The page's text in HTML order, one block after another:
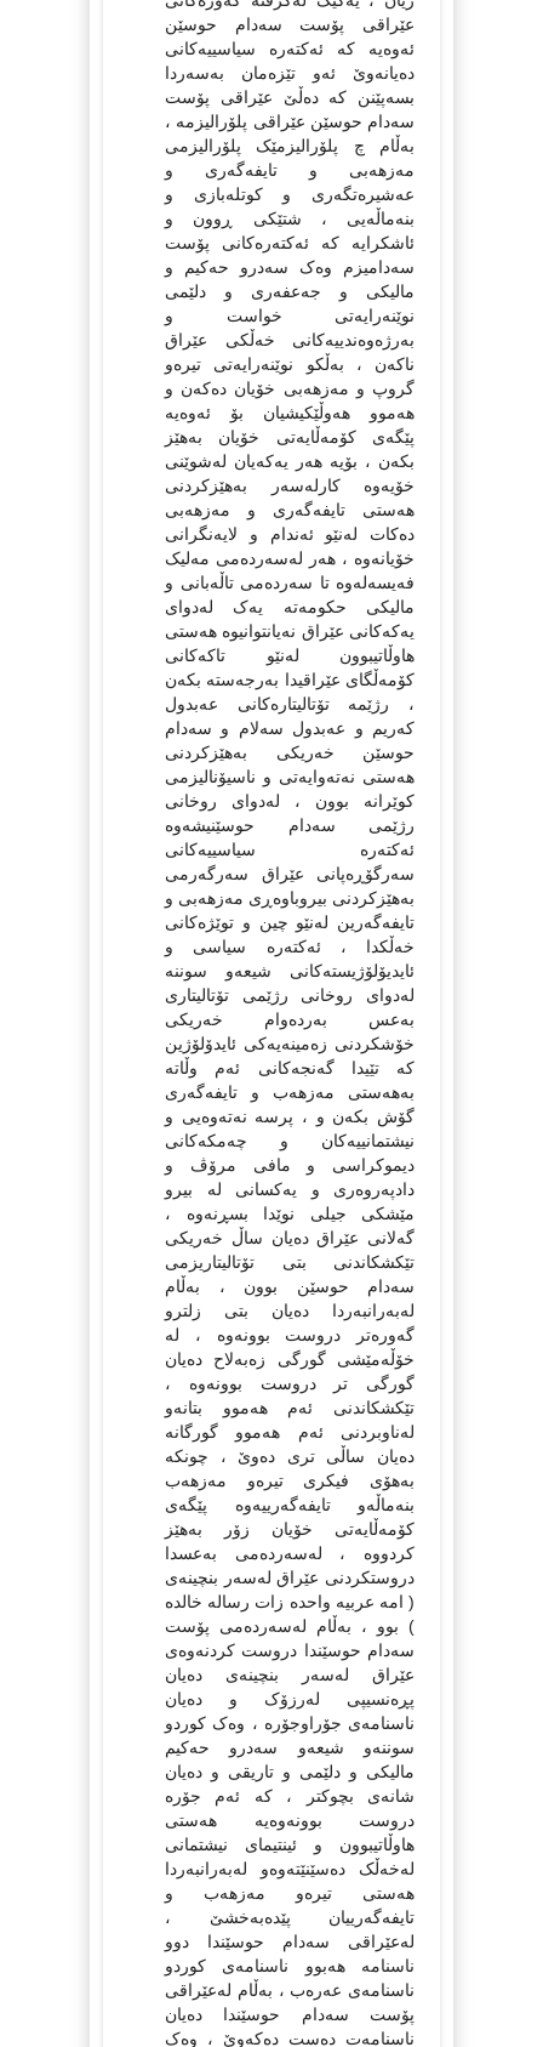
عێراقی پۆست سەدام حوسێن
ئەوەیە کە ئەکتەرە سیاسییەکانی
دەیانەوێ ئەو تێزەمان بەسەردا
بسەپێنن کە دەڵێ عێراقی پۆست
سەدام حوسێن عێراقی پلۆرالیزمە ،
بەڵام چ پلۆرالیزمێک پلۆرالیزمی
مەزهەبی و تایفەگەری و
عەشیرەتگەری و کوتلەبازی و
بنەماڵەیی ، شتێکی ڕوون و
ئاشکرایە کە ئەکتەرەکانی پۆست
سەدامیزم وەک سەدرو حەکیم و
مالیکی و جەعفەری و دلێمی
نوێنەرایەتی خواست و
بەرژەوەندییەکانی خەڵکی عێراق
ناکەن ، بەڵکو نوێنەرایەتی تیرەو
گروپ و مەزهەبی خۆیان دەکەن و
هەموو هەوڵێکیشیان بۆ ئەوەیە
پێگەی کۆمەڵایەتی خۆیان بەهێز
بکەن ، بۆیە هەر یەکەیان لەشوێنی
خۆیەوە کارلەسەر بەهێزکردنی
هەستی تایفەگەری و مەزهەبی
دەکات لەنێو ئەندام و لایەنگرانی
خۆیانەوە ، هەر لەسەردەمی مەلیک
فەیسەلەوە تا سەردەمی تاڵەبانی و
مالیکی حکومەتە یەک لەدوای
یەکەکانی عێراق نەیانتوانیوە هەستی
هاوڵاتیبوون لەنێو تاکەکانی
کۆمەڵگای عێراقیدا بەرجەستە بکەن
، رژێمە تۆتالیتارەکانی عەبدول
کەریم و عەبدول سەلام و سەدام
حوسێن خەریکی بەهێزکردنی
هەستی نەتەوایەتی و ناسیۆنالیزمی
کوێرانە بوون ، لەدوای روخانی
رژێمی سەدام حوسێنیشەوە
ئەکتەرە سیاسییەکانی
سەرگۆڕەپانی عێراق سەرگەرمی
بەهێزکردنی بیروباوەڕی مەزهەبی و
تایفەگەرین لەنێو چین و توێژەکانی
خەڵکدا ، ئەکتەرە سیاسی و
ئایدیۆلۆژیستەکانی شیعەو سوننە
لەدوای روخانی رژێمی تۆتالیتاری
بەعس بەردەوام خەریکی
خۆشکردنی زەمینەیەکی ئایدۆلۆژین
کە تێیدا گەنجەکانی ئەم وڵاتە
بەهەستی مەزهەب و تایفەگەری
گۆش بکەن و ، پرسە نەتەوەیی و
نیشتمانییەکان و چەمکەکانی
دیموکراسی و مافی مرۆڤ و
دادپەروەری و یەکسانی لە بیرو
مێشکی جیلی نوێدا بسڕنەوە ،
گەلانی عێراق دەیان ساڵ خەریکی
تێکشکاندنی بتی تۆتالیتاریزمی
سەدام حوسێن بوون ، بەڵام
لەبەرانبەردا دەیان بتی زلترو
گەورەتر دروست بوونەوە ، لە
خۆڵەمێشی گورگی زەبەلاح دەیان
گورگی تر دروست بوونەوە ،
تێکشکاندنی ئەم هەموو بتانەو
لەناوبردنی ئەم هەموو گورگانە
دەیان ساڵی تری دەوێ ، چونکە
بەهۆی فیکری تیرەو مەزهەب
بنەماڵەو تایفەگەرییەوە پێگەی
کۆمەڵایەتی خۆیان زۆر بەهێز
کردووە ، لەسەردەمی بەعسدا
دروستکردنی عێراق لەسەر بنچینەی
( امە عربیە واحدە زات رسالە خالدە
) بوو ، بەڵام لەسەردەمی پۆست
سەدام حوسێندا دروست کردنەوەی
عێراق لەسەر بنچینەی دەیان
پڕەنسیپی لەرزۆک و دەیان
ناسنامەی جۆراوجۆرە ، وەک کوردو
سوننەو شیعەو سەدرو حەکیم
مالیکی و دلێمی و تاریقی و دەیان
شانەی بچوکتر ، کە ئەم جۆرە
دروست بوونەوەیە هەستی
هاوڵاتیبوون و ئینتیمای نیشتمانی
لەخەڵک دەسێنێتەوەو لەبەرانبەردا
هەستی تیرەو مەزهەب و
تایفەگەرییان پێدەبەخشێ ،
لەعێراقی سەدام حوسێندا دوو
ناسنامە هەبوو ناسنامەی کوردو
ناسنامەی عەرەب ، بەڵام لەعێراقی
پۆست سەدام حوسێندا دەیان
ناسنامەت دەست دەکەوێ ، وەک